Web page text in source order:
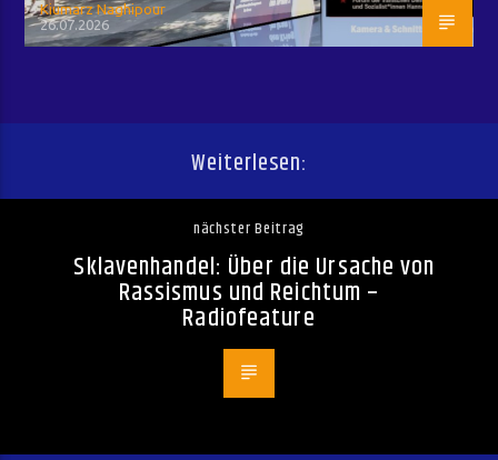
Kiumarz Naghipour
26.07.2026
Weiterlesen:
nächster Beitrag
Sklavenhandel: Über die Ursache von
Rassismus und Reichtum –
Radiofeature